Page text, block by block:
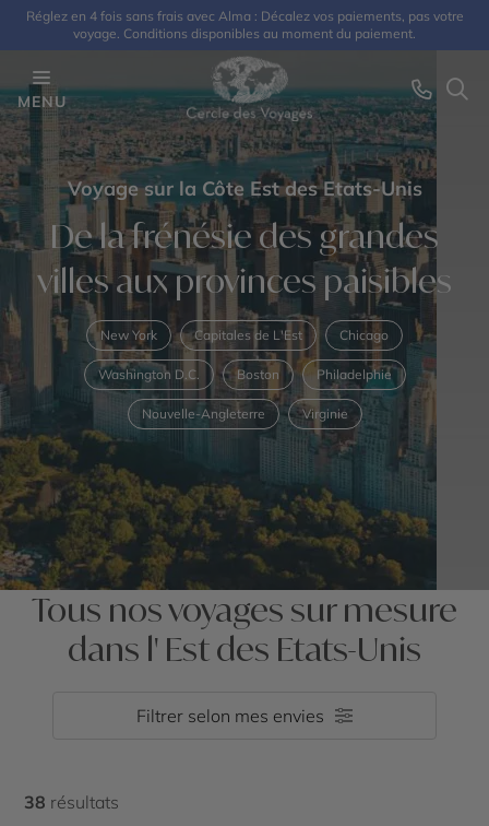
Réglez en 4 fois sans frais avec Alma : Décalez vos paiements, pas votre
voyage. Conditions disponibles au moment du paiement.
MENU
Voyage sur la Côte Est des Etats-Unis
De la frénésie des grandes
villes aux provinces paisibles
New York Capitales de L'Est Chicago
Washington D.C. Boston Philadelphie
Nouvelle-Angleterre Virginie
Tous nos voyages sur mesure
dans l' Est des Etats-Unis
Filtrer selon mes envies
38 résultats